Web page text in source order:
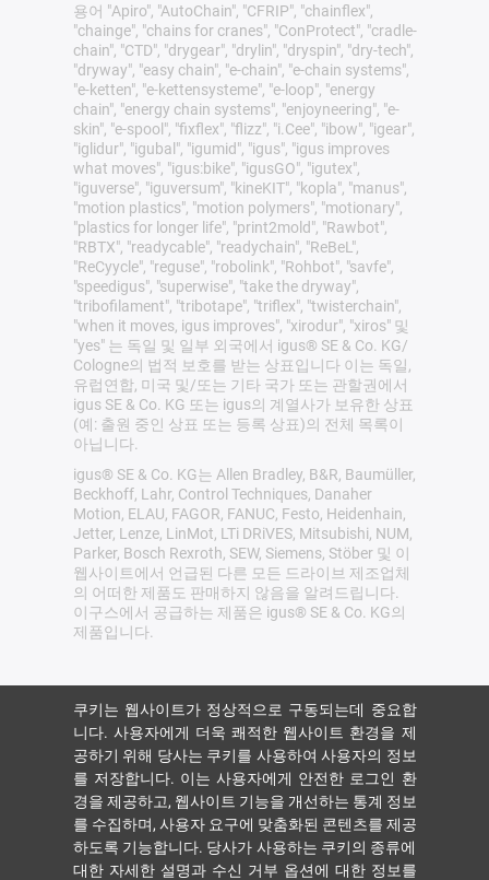
용어 "Apiro", "AutoChain", "CFRIP", "chainflex",
"chainge", "chains for cranes", "ConProtect", "cradle-
chain", "CTD", "drygear", "drylin", "dryspin", "dry-tech",
"dryway", "easy chain", "e-chain", "e-chain systems",
"e-ketten", "e-kettensysteme", "e-loop", "energy
chain", "energy chain systems", "enjoyneering", "e-
skin", "e-spool", "fixflex", "flizz", "i.Cee", "ibow", "igear",
"iglidur", "igubal", "igumid", "igus", "igus improves
what moves", "igus:bike", "igusGO", "igutex",
"iguverse", "iguversum", "kineKIT", "kopla", "manus",
"motion plastics", "motion polymers", "motionary",
"plastics for longer life", "print2mold", "Rawbot",
"RBTX", "readycable", "readychain", "ReBeL",
"ReCyycle", "reguse", "robolink", "Rohbot", "savfe",
"speedigus", "superwise", "take the dryway",
"tribofilament", "tribotape", "triflex", "twisterchain",
"when it moves, igus improves", "xirodur", "xiros" 및
"yes" 는 독일 및 일부 외국에서 igus® SE & Co. KG/
Cologne의 법적 보호를 받는 상표입니다 이는 독일,
유럽연합, 미국 및/또는 기타 국가 또는 관할권에서
igus SE & Co. KG 또는 igus의 계열사가 보유한 상표
(예: 출원 중인 상표 또는 등록 상표)의 전체 목록이
아닙니다.
igus® SE & Co. KG는 Allen Bradley, B&R, Baumüller,
Beckhoff, Lahr, Control Techniques, Danaher
Motion, ELAU, FAGOR, FANUC, Festo, Heidenhain,
Jetter, Lenze, LinMot, LTi DRiVES, Mitsubishi, NUM,
Parker, Bosch Rexroth, SEW, Siemens, Stöber 및 이
웹사이트에서 언급된 다른 모든 드라이브 제조업체
의 어떠한 제품도 판매하지 않음을 알려드립니다.
이구스에서 공급하는 제품은 igus® SE & Co. KG의
제품입니다.
쿠키는 웹사이트가 정상적으로 구동되는데 중요합
니다. 사용자에게 더욱 쾌적한 웹사이트 환경을 제
공하기 위해 당사는 쿠키를 사용하여 사용자의 정보
를 저장합니다. 이는 사용자에게 안전한 로그인 환
경을 제공하고, 웹사이트 기능을 개선하는 통계 정보
를 수집하며, 사용자 요구에 맞춤화된 콘텐츠를 제공
하도록 기능합니다. 당사가 사용하는 쿠키의 종류에
대한 자세한 설명과 수신 거부 옵션에 대한 정보를